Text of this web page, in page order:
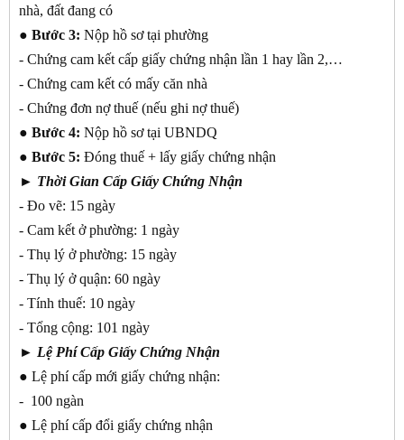
nhà, đất đang có
● Bước 3: Nộp hồ sơ tại phường
- Chứng cam kết cấp giấy chứng nhận lần 1 hay lần 2,…
- Chứng cam kết có mấy căn nhà
- Chứng đơn nợ thuế (nếu ghi nợ thuế)
● Bước 4: Nộp hồ sơ tại UBNDQ
● Bước 5: Đóng thuế + lấy giấy chứng nhận
► Thời Gian Cấp Giấy Chứng Nhận
- Đo vẽ: 15 ngày
- Cam kết ở phường: 1 ngày
- Thụ lý ở phường: 15 ngày
- Thụ lý ở quận: 60 ngày
- Tính thuế: 10 ngày
- Tổng cộng: 101 ngày
► Lệ Phí Cấp Giấy Chứng Nhận
● Lệ phí cấp mới giấy chứng nhận:
- 100 ngàn
● Lệ phí cấp đổi giấy chứng nhận